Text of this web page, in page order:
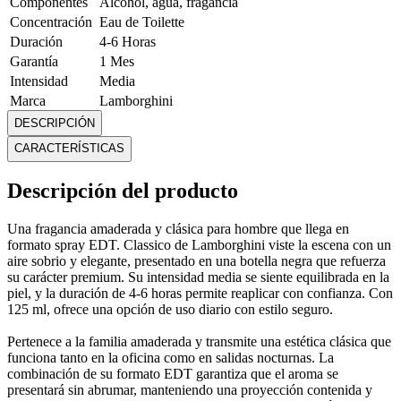
Concentración Eau de Toilette
Duración
4-6 Horas
Garantía
1 Mes
Intensidad
Media
Marca
Lamborghini
Medidas
Modelo
Classico
Notas
Botella elegante
0.17 Kg
Tipo
Spray Edt
Mostrar más
DESCRIPCIÓN
CARACTERÍSTICAS
Descripción del producto
Una fragancia amaderada y clásica para hombre que llega en
formato spray EDT. Classico de Lamborghini viste la escena con un
aire sobrio y elegante, presentado en una botella negra que refuerza
su carácter premium. Su intensidad media se siente equilibrada en la
piel, y la duración de 4-6 horas permite reaplicar con confianza. Con
125 ml, ofrece una opción de uso diario con estilo seguro.
Pertenece a la familia amaderada y transmite una estética clásica que
funciona tanto en la oficina como en salidas nocturnas. La
combinación de su formato EDT garantiza que el aroma se
presentará sin abrumar, manteniendo una proyección contenida y